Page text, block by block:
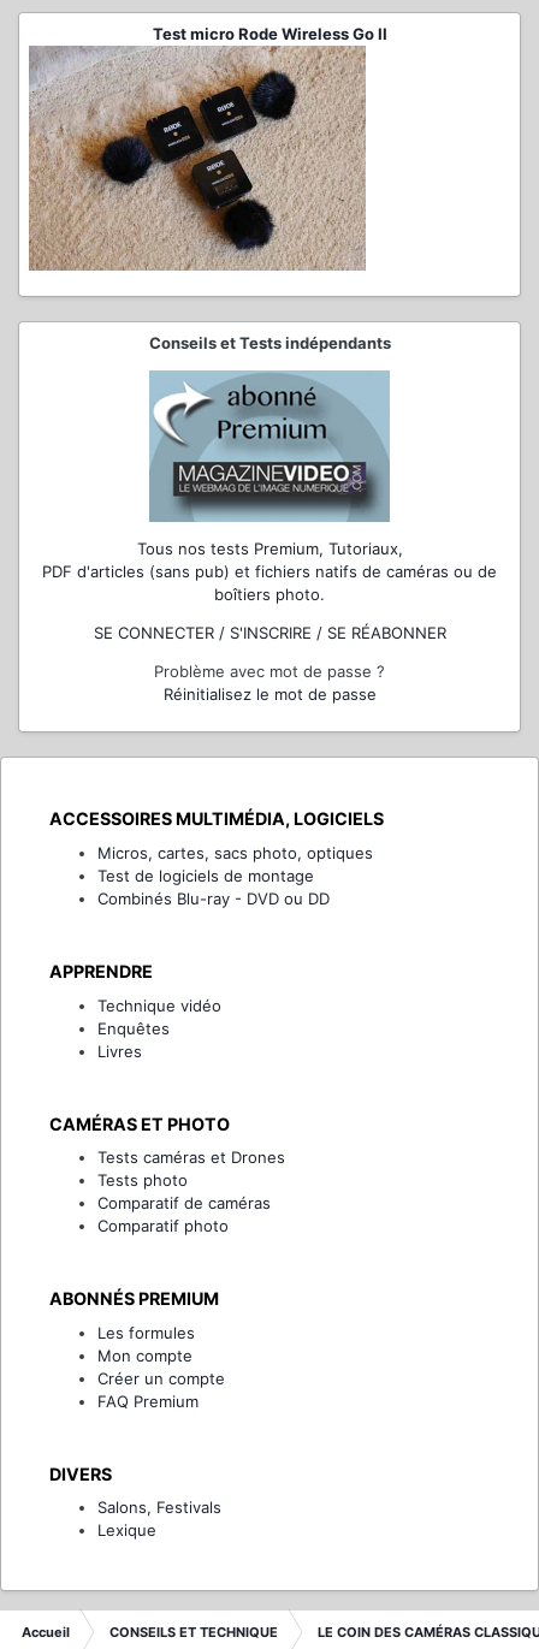
Test micro Rode Wireless Go II
Conseils et Tests indépendants
Tous nos tests Premium, Tutoriaux,
PDF d'articles (sans pub) et fichiers natifs de caméras ou de
boîtiers photo.
SE CONNECTER / S'INSCRIRE / SE RÉABONNER
Problème avec mot de passe ?
Réinitialisez le mot de passe
ACCESSOIRES MULTIMÉDIA, LOGICIELS
Micros, cartes, sacs photo, optiques
Test de logiciels de montage
Combinés Blu-ray - DVD ou DD
APPRENDRE
Technique vidéo
Enquêtes
Livres
CAMÉRAS ET PHOTO
Tests caméras et Drones
Tests photo
Comparatif de caméras
Comparatif photo
ABONNÉS PREMIUM
Les formules
Mon compte
Créer un compte
FAQ Premium
DIVERS
Salons, Festivals
Lexique
Accueil CONSEILS ET TECHNIQUE LE COIN DES CAMÉRAS